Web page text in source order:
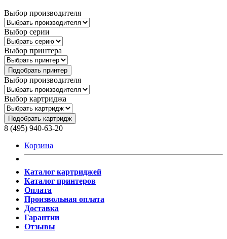
Выбор производителя
Выбор серии
Выбор принтера
Подобрать принтер
Выбор производителя
Выбор картриджа
Подобрать картридж
8 (495) 940-63-20
Корзина
Каталог картриджей
Каталог принтеров
Оплата
Произвольная оплата
Доставка
Гарантии
Отзывы